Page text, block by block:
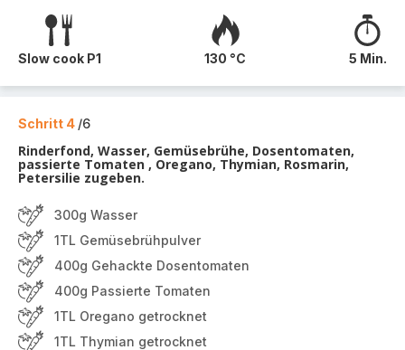
Slow cook P1 130 °C 5 Min.
Schritt 4 /6
Rinderfond, Wasser, Gemüsebrühe, Dosentomaten,
passierte Tomaten , Oregano, Thymian, Rosmarin,
Petersilie zugeben.
300g Wasser
1TL Gemüsebrühpulver
400g Gehackte Dosentomaten
400g Passierte Tomaten
1TL Oregano getrocknet
1TL Thymian getrocknet